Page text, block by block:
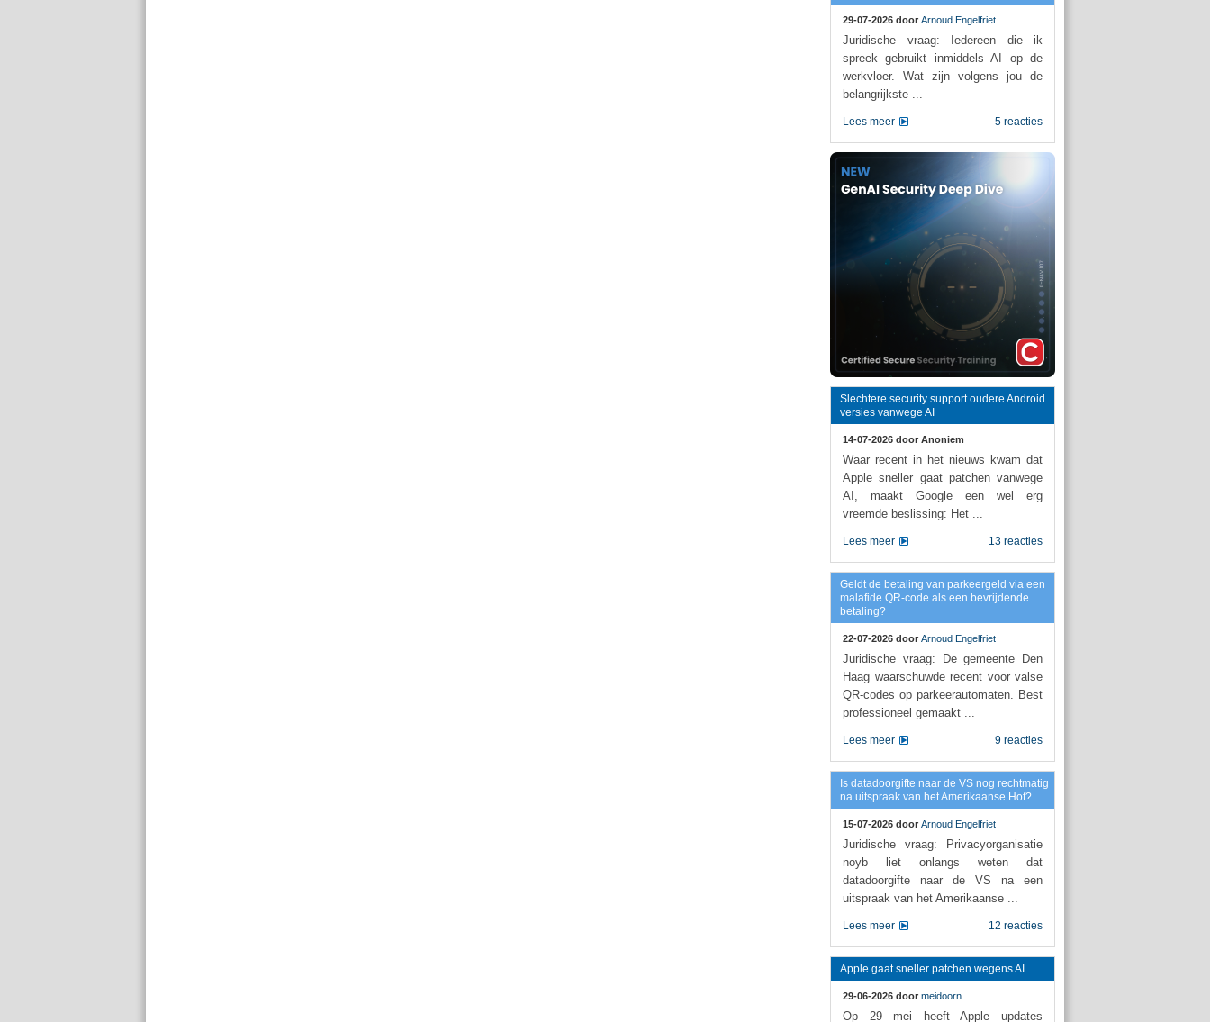
29-07-2026 door Arnoud Engelfriet
Juridische vraag: Iedereen die ik
spreek gebruikt inmiddels AI op de
werkvloer. Wat zijn volgens jou de
belangrijkste ...
5 reacties
Lees meer
Slechtere security support oudere Android
versies vanwege AI
14-07-2026 door Anoniem
Waar recent in het nieuws kwam dat
Apple sneller gaat patchen vanwege
AI, maakt Google een wel erg
vreemde beslissing: Het ...
13 reacties
Lees meer
Geldt de betaling van parkeergeld via een
malafide QR-code als een bevrijdende
betaling?
22-07-2026 door Arnoud Engelfriet
Juridische vraag: De gemeente Den
Haag waarschuwde recent voor valse
QR-codes op parkeerautomaten. Best
professioneel gemaakt ...
9 reacties
Lees meer
Is datadoorgifte naar de VS nog rechtmatig
na uitspraak van het Amerikaanse Hof?
15-07-2026 door Arnoud Engelfriet
Juridische vraag: Privacyorganisatie
noyb liet onlangs weten dat
datadoorgifte naar de VS na een
uitspraak van het Amerikaanse ...
12 reacties
Lees meer
Apple gaat sneller patchen wegens AI
29-06-2026 door meidoorn
Op 29 mei heeft Apple updates